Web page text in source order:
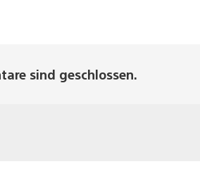
sind geschlossen.